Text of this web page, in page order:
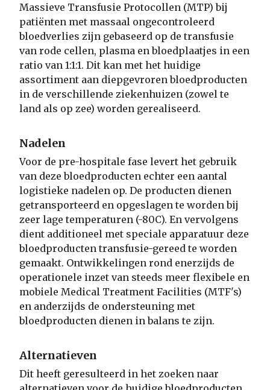
Massieve Transfusie Protocollen (MTP) bij
patiënten met massaal ongecontroleerd
bloedverlies zijn gebaseerd op de transfusie
van rode cellen, plasma en bloedplaatjes in een
ratio van 1:1:1. Dit kan met het huidige
assortiment aan diepgevroren bloedproducten
in de verschillende ziekenhuizen (zowel te
land als op zee) worden gerealiseerd.
Nadelen
Voor de pre-hospitale fase levert het gebruik
van deze bloedproducten echter een aantal
logistieke nadelen op. De producten dienen
getransporteerd en opgeslagen te worden bij
zeer lage temperaturen (-80C). En vervolgens
dient additioneel met speciale apparatuur deze
bloedproducten transfusie-gereed te worden
gemaakt. Ontwikkelingen rond enerzijds de
operationele inzet van steeds meer flexibele en
mobiele Medical Treatment Facilities (MTF's)
en anderzijds de ondersteuning met
bloedproducten dienen in balans te zijn.
Alternatieven
Dit heeft geresulteerd in het zoeken naar